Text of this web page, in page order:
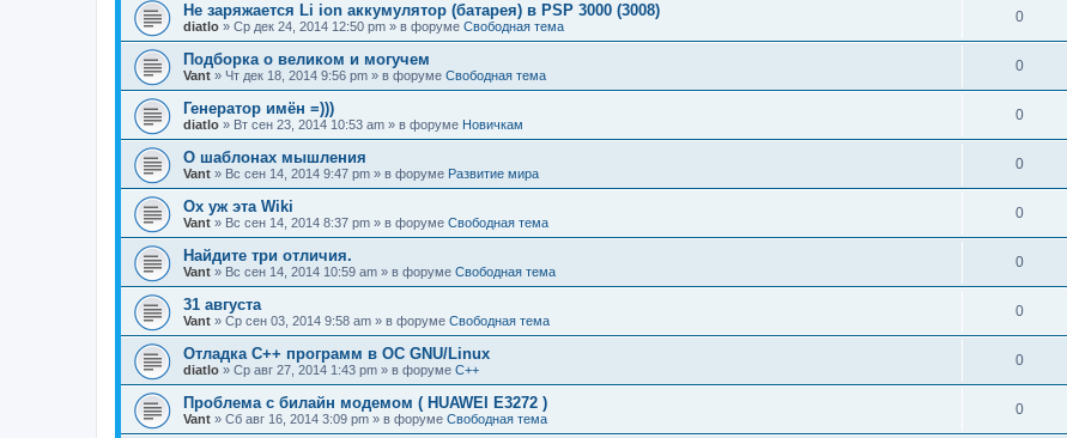
Не заряжается Li ion аккумулятор (батарея) в PSP 3000 (3008)
diatlo » Ср дек 24, 2014 12:50 pm » в форуме Свободная тема
0
Подборка о великом и могучем
Vant » Чт дек 18, 2014 9:56 pm » в форуме Свободная тема
0
Генератор имён =)))
diatlo » Вт сен 23, 2014 10:53 am » в форуме Новичкам
0
О шаблонах мышления
Vant » Вс сен 14, 2014 9:47 pm » в форуме Развитие мира
0
Ох уж эта Wiki
Vant » Вс сен 14, 2014 8:37 pm » в форуме Свободная тема
0
Найдите три отличия.
Vant » Вс сен 14, 2014 10:59 am » в форуме Свободная тема
0
31 августа
Vant » Ср сен 03, 2014 9:58 am » в форуме Свободная тема
0
Отладка C++ программ в ОС GNU/Linux
diatlo » Ср авг 27, 2014 1:43 pm » в форуме C++
0
Проблема с билайн модемом ( HUAWEI E3272 )
Vant » Сб авг 16, 2014 3:09 pm » в форуме Свободная тема
0